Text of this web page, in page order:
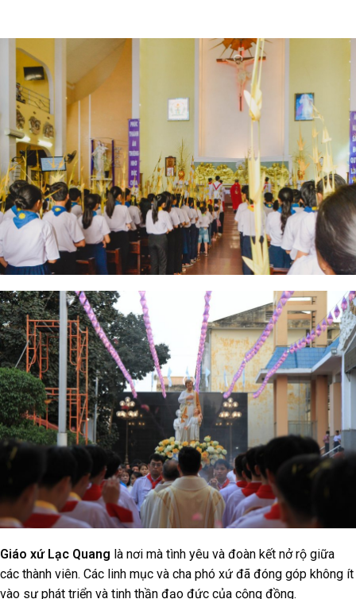
Giáo xứ Lạc Quang là nơi mà tình yêu và đoàn kết nở rộ giữa
các thành viên. Các linh mục và cha phó xứ đã đóng góp không ít
vào sự phát triển và tinh thần đạo đức của cộng đồng.